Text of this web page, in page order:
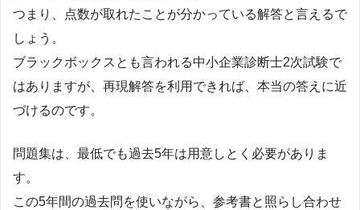
つまり、点数が取れたことが分かっている解答と言えるで
しょう。
ブラックボックスとも言われる中小企業診断士2次試験で
はありますが、再現解答を利用できれば、本当の答えに近
づけるのです。
問題集は、最低でも過去5年は用意しとく必要がありま
す。
この5年間の過去問を使いながら、参考書と照らし合わせ